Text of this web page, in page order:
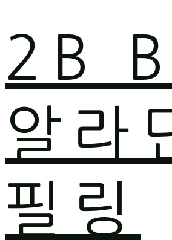
2B
알라
필링